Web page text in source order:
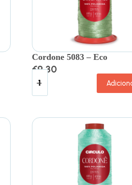
Cordone 5083 – Eco
€9.30